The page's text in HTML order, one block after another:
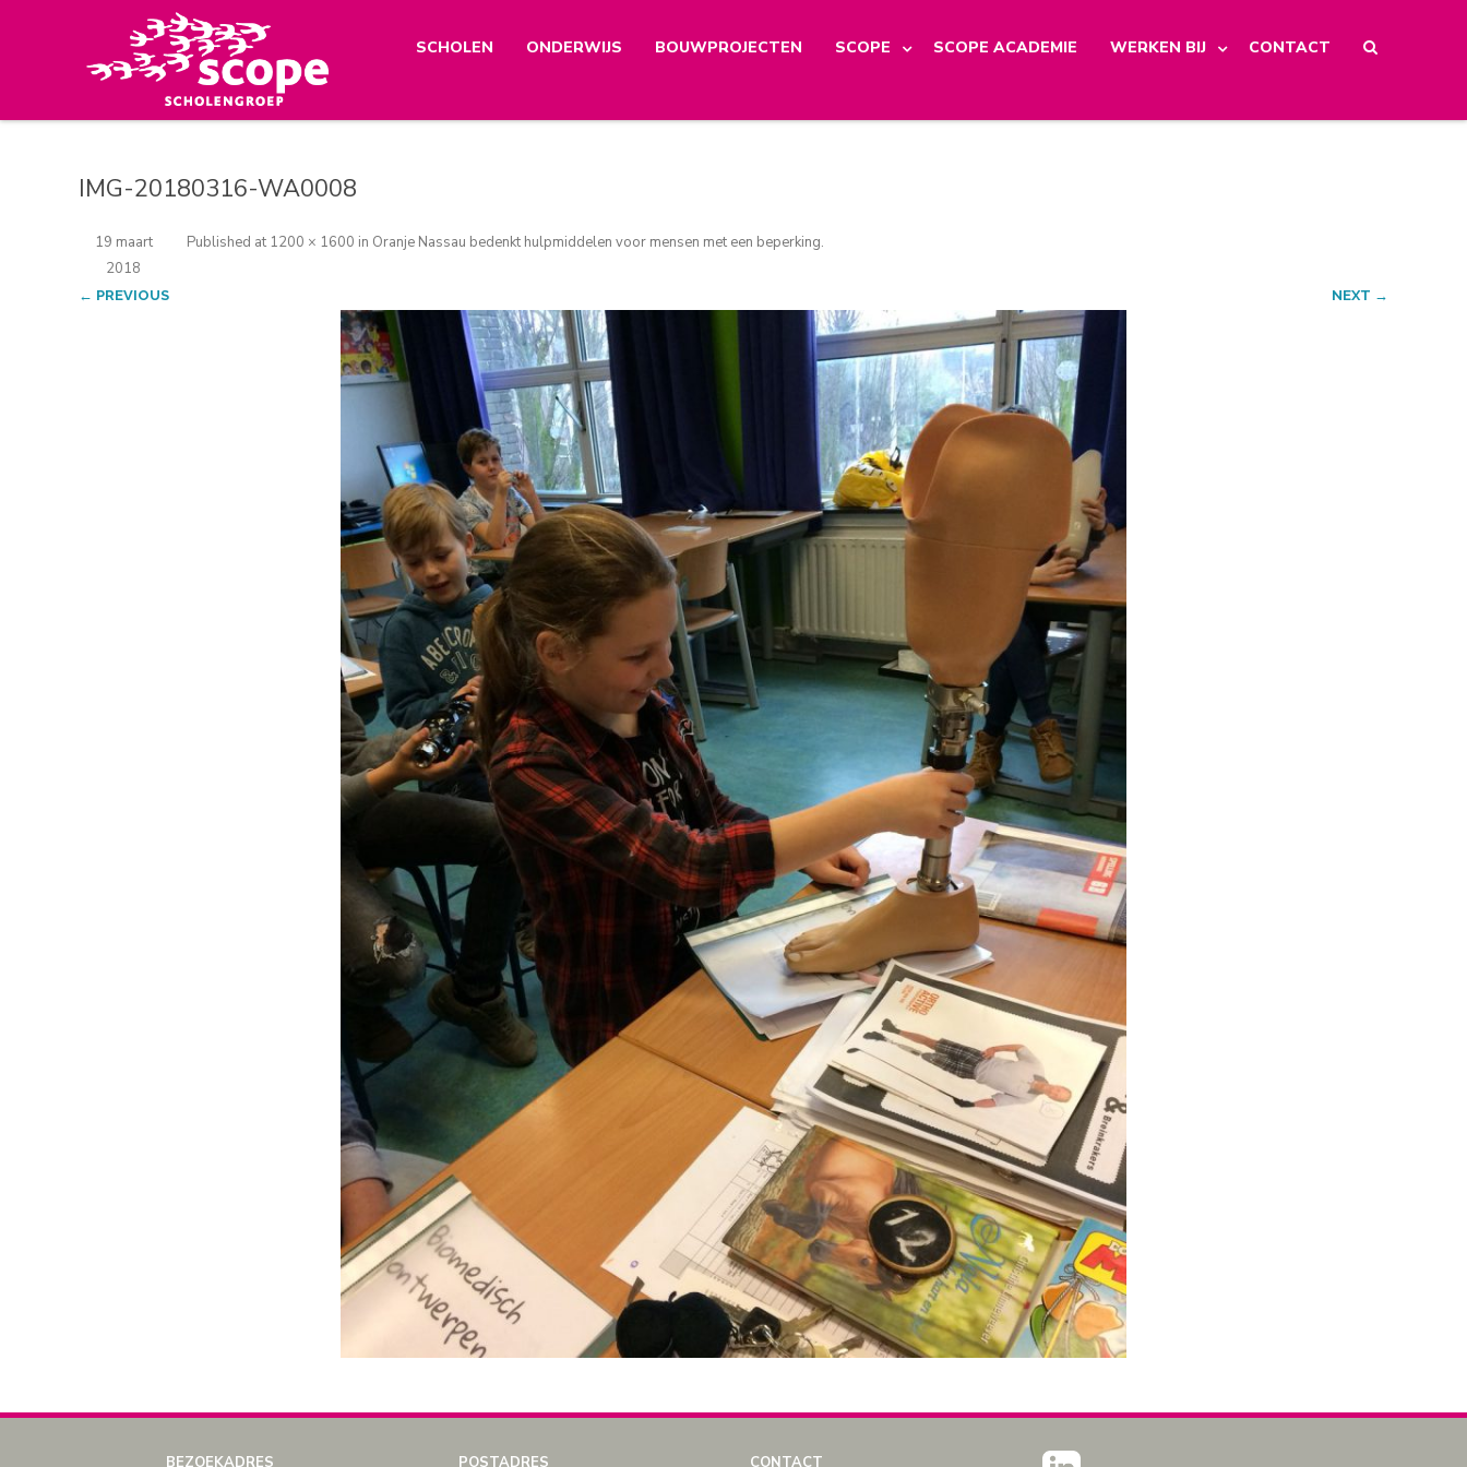
SCHOLEN ONDERWIJS BOUWPROJECTEN SCOPE SCOPE ACADEMIE WERKEN BIJ CONTACT
IMG-20180316-WA0008
Published
19 maart
2018
at 1200 × 1600 in Oranje Nassau bedenkt hulpmiddelen voor mensen met een beperking.
← PREVIOUS NEXT →
BEZOEKADRES POSTADRES CONTACT